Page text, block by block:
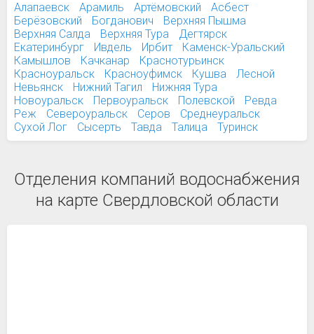
Алапаевск Арамиль Артёмовский
Асбест
Берёзовский
Богданович
Верхняя Пышма
Верхняя Салда
Верхняя Тура
Дегтярск
Екатеринбург
Ивдель Ирбит
Каменск-Уральский
Камышлов
Качканар
Краснотурьинск
Красноуральск
Красноуфимск Кушва
Лесной
Невьянск
Нижний Тагил
Нижняя Тура
Новоуральск
Первоуральск Полевской
Ревда
Реж
Североуральск Серов
Среднеуральск
Сухой Лог
Сысерть Тавда Талица Туринск
Отделения компаний водоснабжения
на карте Свердловской области